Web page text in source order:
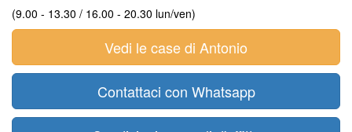
(9.00 - 13.30 / 16.00 - 20.30 lun/ven)
Vedi le case di Antonio
Contattaci con Whatsapp